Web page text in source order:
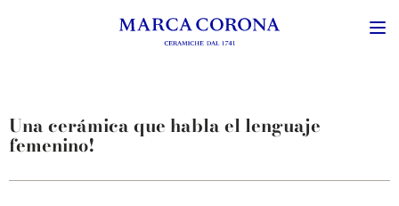
Una cerámica que habla el lenguaje
femenino!